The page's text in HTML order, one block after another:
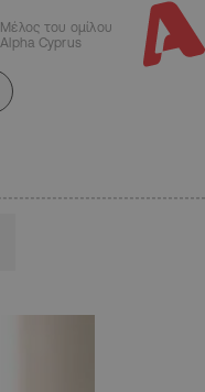
Μέλος του ομίλου
Alpha Cyprus